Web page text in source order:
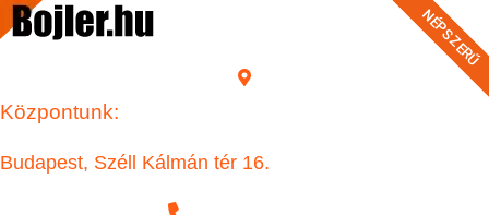
Központunk:
Budapest, Széll Kálmán tér 16.
NÉPSZERŰ
NÉPSZERŰ
NÉPSZERŰ